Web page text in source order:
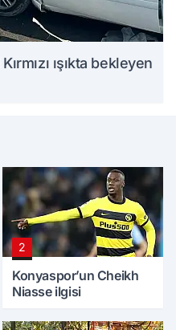
ışıkta bekleyen
2
Konyaspor’un Cheikh
Niasse ilgisi